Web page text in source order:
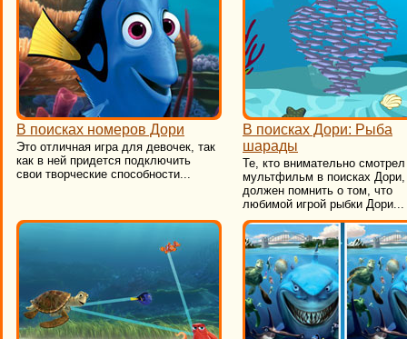
В поисках номеров Дори
Это отличная игра для девочек, так
как в ней придется подключить
свои творческие способности...
В поисках Дори: Рыба
шарады
Те, кто внимательно смотрел
мультфильм в поисках Дори,
должен помнить о том, что
любимой игрой рыбки Дори...